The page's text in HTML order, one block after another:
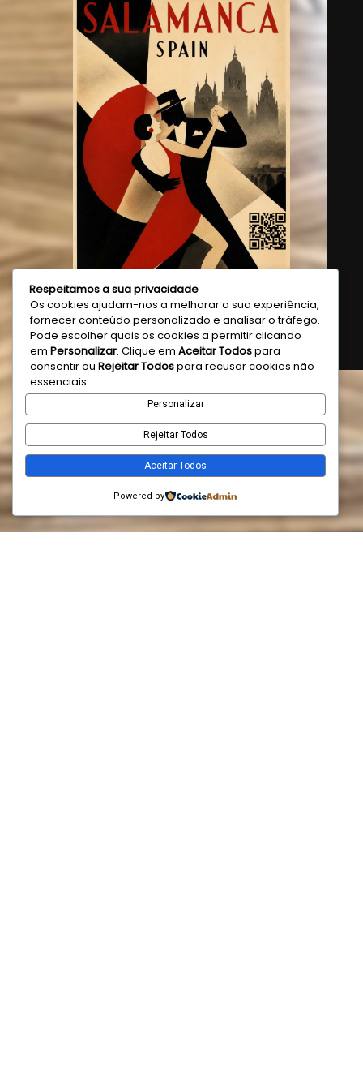
Respeitamos a sua privacidade
Os cookies ajudam-nos a melhorar a sua experiência,
fornecer conteúdo personalizado e analisar o tráfego.
Pode escolher quais os cookies a permitir clicando
em Personalizar. Clique em Aceitar Todospara
consentir ou Rejeitar Todospara recusar cookies não
essenciais.
Personalizar
Rejeitar Todos
Aceitar Todos
Powered by